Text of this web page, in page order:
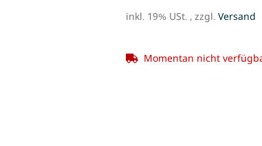
inkl. 19% USt. , zzgl. Versand
Momentan nicht